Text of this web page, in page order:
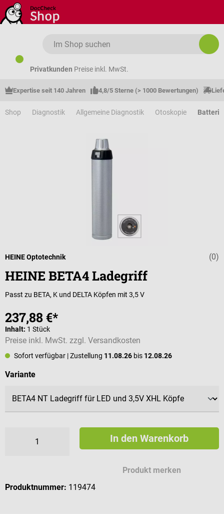
Zum Hauptinhalt springen
Privatkunden Preise inkl. MwSt.
Expertise seit 140 Jahren 4,8/5 Sterne (> 1000 Bewertungen)
Shop Diagnostik Allgemeine Diagnostik Otoskopie
(0)
HEINE Optotechnik
HEINE BETA4 Ladegriff
Passt zu BETA, K und DELTA Köpfen mit 3,5 V
237,88 €*
Inhalt: 1 Stück
Preise inkl. MwSt. zzgl. Versandkosten
Sofort verfügbar | Zustellung 11.08.26 bis 12.08.26
Varianteauswählen
In den Warenkorb
Produkt merken
Produktnummer: 119474